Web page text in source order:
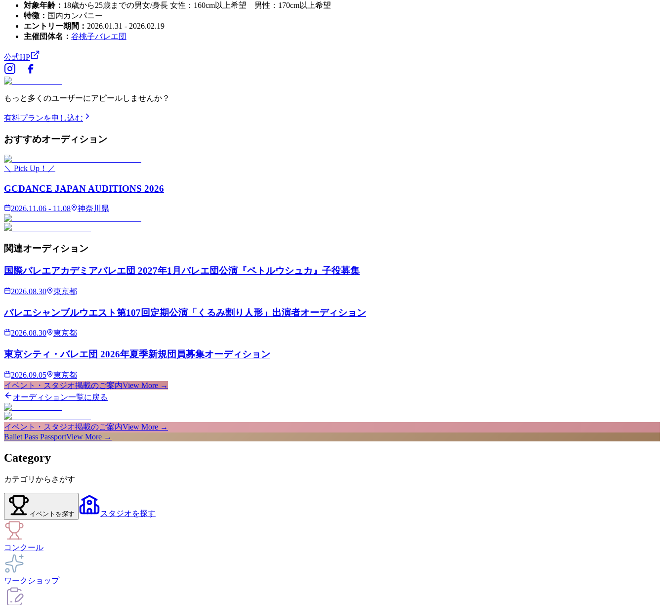
対象年齢 ： 18歳から25歳までの男女/身長 女性：160cm以上希望 男性：170cm以上希望
特徴 ： 国内カンパニー
エントリー期間 ： 2026.01.31 - 2026.02.19
主催団体名 ： 谷桃子バレエ団
公式HP
もっと多くのユーザーにアピールしませんか？
有料プランを申し込む
おすすめオーディション
＼ Pick Up！／
GCDANCE JAPAN AUDITIONS 2026
2026.11.06 - 11.08 神奈川県
関連オーディション
国際バレエアカデミアバレエ団 2027年1月バレエ団公演『ペトルウシュカ』子役募集
2026.08.30 東京都
バレエシャンブルウエスト第107回定期公演「くるみ割り人形」出演者オーディション
2026.08.30 東京都
東京シティ・バレエ団 2026年夏季新規団員募集オーディション
2026.09.05
東京都
イベント・スタジオ掲載のご案内View More →
オーディション一覧に戻る
イベント・スタジオ掲載のご案内View More →
Ballet Pass PassportView More →
Category
カテゴリからさがす
イベント を探す スタジオを探す
コンクール
ワークショップ